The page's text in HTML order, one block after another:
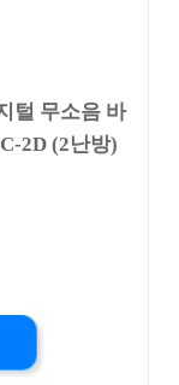
털 무소음 바
2D (2난방)